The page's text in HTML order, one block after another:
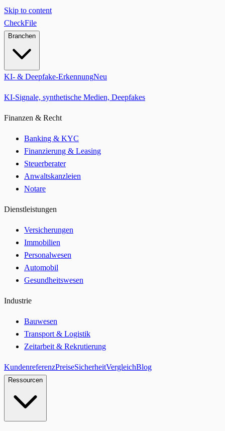
Skip to content
CheckFile
Branchen
KI- & Deepfake-ErkennungNeu
KI-Signale, synthetische Medien, Deepfakes
Finanzen & Recht
Banking & KYC
Finanzierung & Leasing
Steuerberater
Anwaltskanzleien
Notare
Dienstleistungen
Versicherungen
Immobilien
Personalwesen
Automobil
Gesundheitswesen
Industrie
Bauwesen
Transport & Logistik
Zeitarbeit & Rekrutierung
KundenreferenzPreiseSicherheitVergleichBlog
Ressourcen